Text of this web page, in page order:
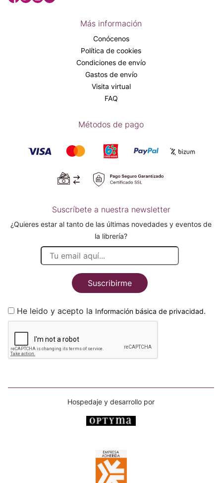
Más información
Conócenos
Política de cookies
Condiciones de envío
Gastos de envío
Visita virtual
FAQ
Métodos de pago
Suscríbete a nuestra newsletter
¿Quieres estar al tanto de las últimas novedades y eventos de
la librería?
Suscribirme
He leido y acepto la Información básica de privacidad.
Hospedaje y desarrollo por